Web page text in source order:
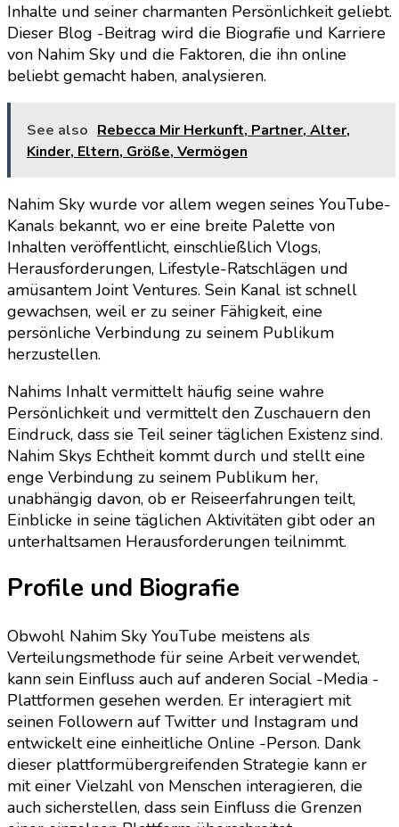
Inhalte und seiner charmanten Persönlichkeit geliebt.
Dieser Blog -Beitrag wird die Biografie und Karriere
von Nahim Sky und die Faktoren, die ihn online
beliebt gemacht haben, analysieren.
See also Rebecca Mir Herkunft, Partner, Alter,
Kinder, Eltern, Größe, Vermögen
Nahim Sky wurde vor allem wegen seines YouTube-
Kanals bekannt, wo er eine breite Palette von
Inhalten veröffentlicht, einschließlich Vlogs,
Herausforderungen, Lifestyle-Ratschlägen und
amüsantem Joint Ventures. Sein Kanal ist schnell
gewachsen, weil er zu seiner Fähigkeit, eine
persönliche Verbindung zu seinem Publikum
herzustellen.
Nahims Inhalt vermittelt häufig seine wahre
Persönlichkeit und vermittelt den Zuschauern den
Eindruck, dass sie Teil seiner täglichen Existenz sind.
Nahim Skys Echtheit kommt durch und stellt eine
enge Verbindung zu seinem Publikum her,
unabhängig davon, ob er Reiseerfahrungen teilt,
Einblicke in seine täglichen Aktivitäten gibt oder an
unterhaltsamen Herausforderungen teilnimmt.
Profile und Biografie
Obwohl Nahim Sky YouTube meistens als
Verteilungsmethode für seine Arbeit verwendet,
kann sein Einfluss auch auf anderen Social -Media -
Plattformen gesehen werden. Er interagiert mit
seinen Followern auf Twitter und Instagram und
entwickelt eine einheitliche Online -Person. Dank
dieser plattformübergreifenden Strategie kann er
mit einer Vielzahl von Menschen interagieren, die
auch sicherstellen, dass sein Einfluss die Grenzen